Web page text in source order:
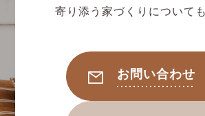
寄り添う家づくりについて
お問い合わせ